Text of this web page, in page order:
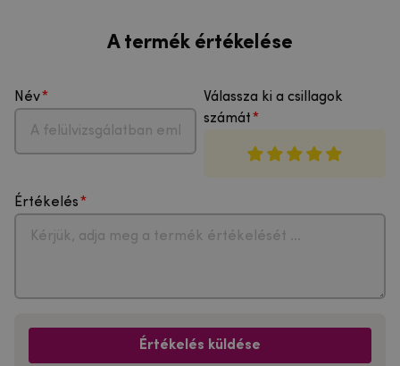
A termék értékelése
Név
Válassza ki a csillagok
számát
Értékelés
Értékelés küldése